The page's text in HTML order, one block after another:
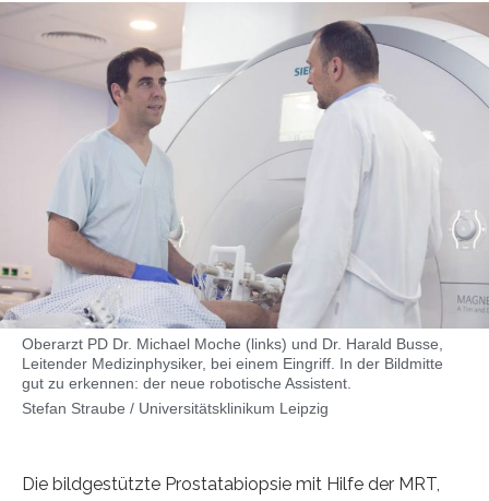
Oberarzt PD Dr. Michael Moche (links) und Dr. Harald Busse,
Leitender Medizinphysiker, bei einem Eingriff. In der Bildmitte
gut zu erkennen: der neue robotische Assistent.
Stefan Straube / Universitätsklinikum Leipzig
Die bildgestützte Prostatabiopsie mit Hilfe der MRT,